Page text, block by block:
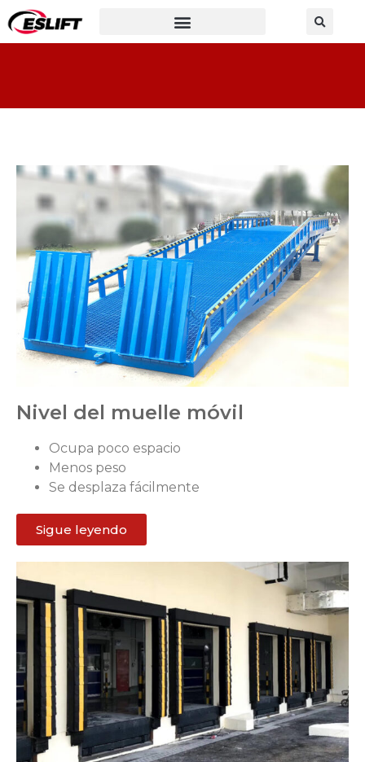
Nivel del muelle móvil
Ocupa poco espacio
Menos peso
Se desplaza fácilmente
Sigue leyendo